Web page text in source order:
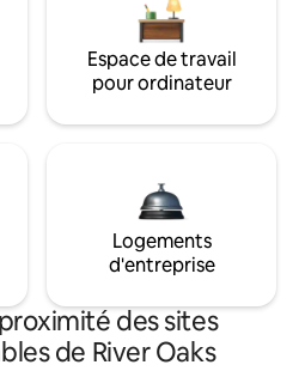
Espace de travail
pour ordinateur
Logements
d'entreprise
des sites
de River Oaks